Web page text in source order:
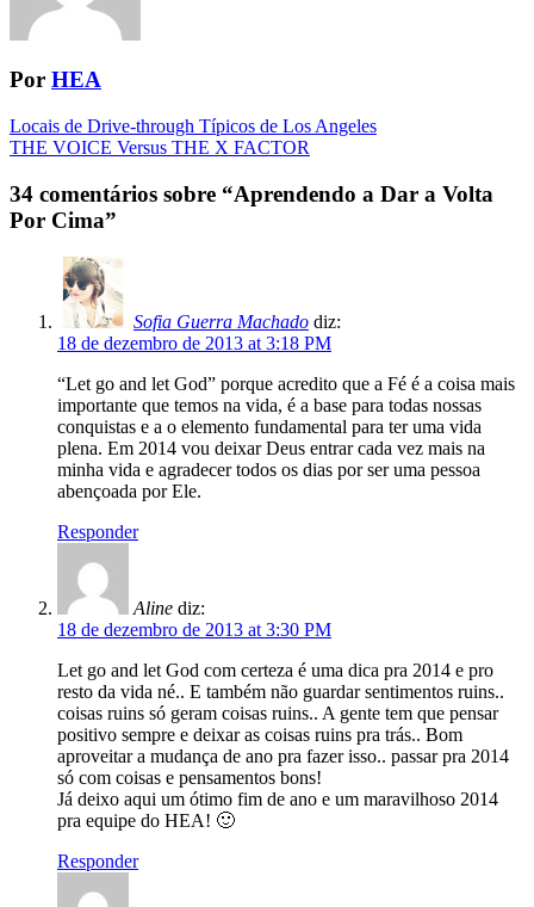
Por HEA
Navegação
da
Postagem
Locais de Drive-through Típicos de Los Angeles
THE VOICE Versus THE X FACTOR
34 comentários sobre “Aprendendo a Dar a Volta
Por Cima”
Sofia Guerra Machado diz:
18 de dezembro de 2013 at 3:18 PM
“Let go and let God” porque acredito que a Fé é a coisa mais
importante que temos na vida, é a base para todas nossas
conquistas e a o elemento fundamental para ter uma vida
plena. Em 2014 vou deixar Deus entrar cada vez mais na
minha vida e agradecer todos os dias por ser uma pessoa
abençoada por Ele.
Responder
Aline diz:
18 de dezembro de 2013 at 3:30 PM
Let go and let God com certeza é uma dica pra 2014 e pro
resto da vida né.. E também não guardar sentimentos ruins..
coisas ruins só geram coisas ruins.. A gente tem que pensar
positivo sempre e deixar as coisas ruins pra trás.. Bom
aproveitar a mudança de ano pra fazer isso.. passar pra 2014
só com coisas e pensamentos bons!
Já deixo aqui um ótimo fim de ano e um maravilhoso 2014
pra equipe do HEA! 🙂
Responder